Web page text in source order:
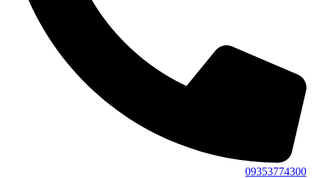
09353774300